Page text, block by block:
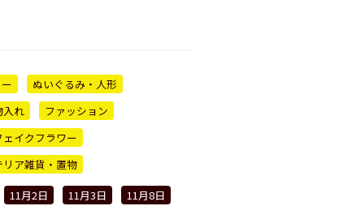
ぬいぐるみ・人形
入れ
ファッション
イクフラワー
ア雑貨・置物
11月2日 11月3日
11月8日